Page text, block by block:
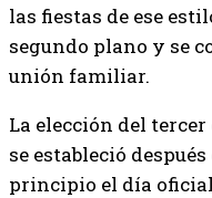
las fiestas de ese
segundo plano y se
unión familiar.
La elección del
se estableció
principio el día oficial